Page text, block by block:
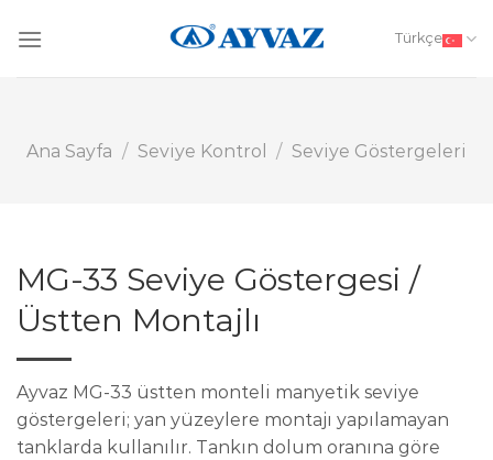
Türkçe
Ana Sayfa / Seviye Kontrol / Seviye Göstergeleri
MG-33 Seviye Göstergesi /
Üstten Montajlı
Ayvaz MG-33 üstten monteli manyetik seviye
göstergeleri; yan yüzeylere montajı yapılamayan
tanklarda kullanılır. Tankın dolum oranına göre